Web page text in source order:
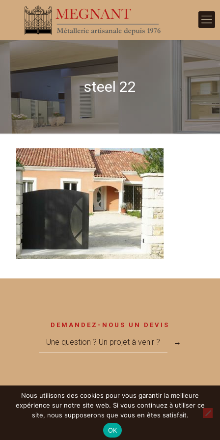
steel 22
DEMANDEZ-NOUS UN DEVIS
Une question ? Un projet à venir ? →
© 2017 Métallerie MEGNANT - Réalisé par LICOM Développement
Mentions Légales|RGPD|Partenaires
Nous utilisons des cookies pour vous garantir la meilleure
expérience sur notre site web. Si vous continuez à utiliser ce
site, nous supposerons que vous en êtes satisfait.
OK